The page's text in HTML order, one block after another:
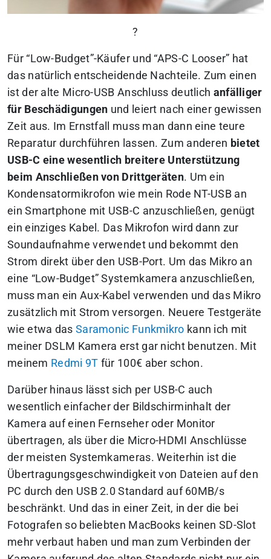
?
Für “Low-Budget”-Käufer und “APS-C Looser” hat
das natürlich entscheidende Nachteile. Zum einen
ist der alte Micro-USB Anschluss deutlich anfälliger
für Beschädigungen und leiert nach einer gewissen
Zeit aus. Im Ernstfall muss man dann eine teure
Reparatur durchführen lassen. Zum anderen bietet
USB-C eine wesentlich breitere Unterstützung
beim Anschließen von Drittgeräten. Um ein
Kondensatormikrofon wie mein Rode NT-USB an
ein Smartphone mit USB-C anzuschließen, genügt
ein einziges Kabel. Das Mikrofon wird dann zur
Soundaufnahme verwendet und bekommt den
Strom direkt über den USB-Port. Um das Mikro an
eine “Low-Budget” Systemkamera anzuschließen,
muss man ein Aux-Kabel verwenden und das Mikro
zusätzlich mit Strom versorgen. Neuere Testgeräte
wie etwa das Saramonic Funkmikro kann ich mit
meiner DSLM Kamera erst gar nicht benutzen. Mit
meinem Redmi 9T für 100€ aber schon.
Darüber hinaus lässt sich per USB-C auch
wesentlich einfacher der Bildschirminhalt der
Kamera auf einen Fernseher oder Monitor
übertragen, als über die Micro-HDMI Anschlüsse
der meisten Systemkameras. Weiterhin ist die
Übertragungsgeschwindigkeit von Dateien auf den
PC durch den USB 2.0 Standard auf 60MB/s
beschränkt. Und das in einer Zeit, in der die bei
Fotografen so beliebten MacBooks keinen SD-Slot
mehr verbaut haben und man zum Verbinden der